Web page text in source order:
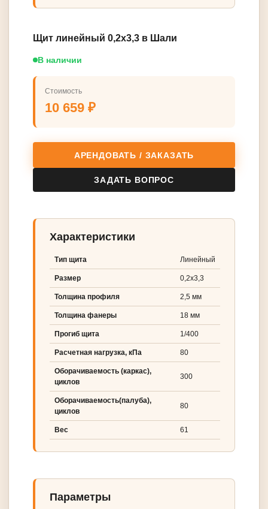
Щит линейный 0,2х3,3 в Шали
В наличии
Стоимость
10 659 ₽
АРЕНДОВАТЬ / ЗАКАЗАТЬ
ЗАДАТЬ ВОПРОС
Характеристики
Тип щита Линейный
Размер 0,2х3,3
Толщина профиля 2,5 мм
Толщина фанеры 18 мм
Прогиб щита 1/400
Расчетная нагрузка, кПа 80
Оборачиваемость (каркас),
циклов
300
Оборачиваемость(палуба),
циклов
80
Вес 61
Параметры